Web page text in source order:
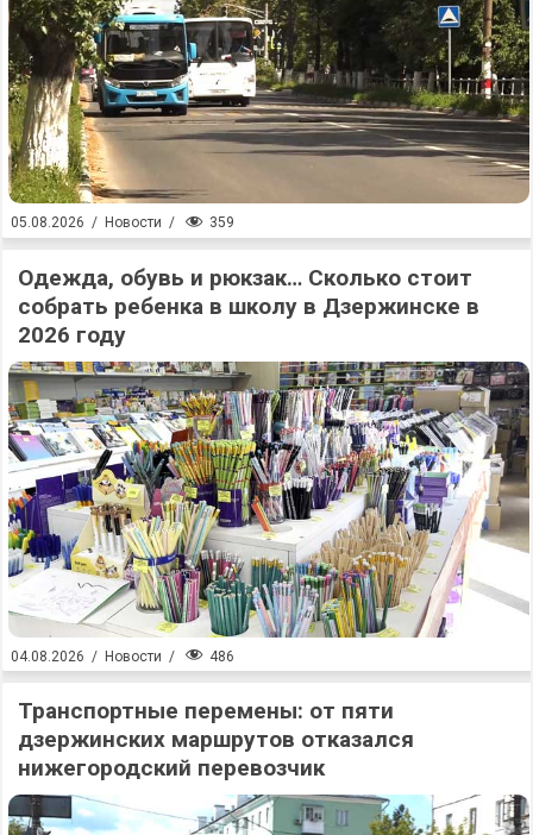
05.08.2026 / Новости / 359
Одежда, обувь и рюкзак… Сколько стоит
собрать ребенка в школу в Дзержинске в
2026 году
04.08.2026 / Новости / 486
Транспортные перемены: от пяти
дзержинских маршрутов отказался
нижегородский перевозчик